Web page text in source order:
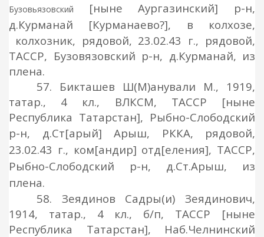
Бузовьязовский
[ныне Аургазинский] р-н,
д.Курманай [Курманаево?], в колхозе,
колхозник, рядовой, 23.02.43 г., рядовой,
ТАССР, Бузовязовский р-н, д.Курманай, из
плена.
57. Бикташев Ш(М)анували М., 1919,
татар., 4 кл., ВЛКСМ, ТАССР [ныне
Республика Татарстан], Рыбно-Слободский
р-н, д.Ст[арый] Арыш, РККА, рядовой,
23.02.43 г., ком[андир] отд[еления], ТАССР,
Рыбно-Слободский р-н, д.Ст.Арыш, из
плена.
58. Зеядинов Садры(и) Зеядинович,
1914, татар., 4 кл., б/п, ТАССР [ныне
Республика Татарстан], Наб.Челнинский